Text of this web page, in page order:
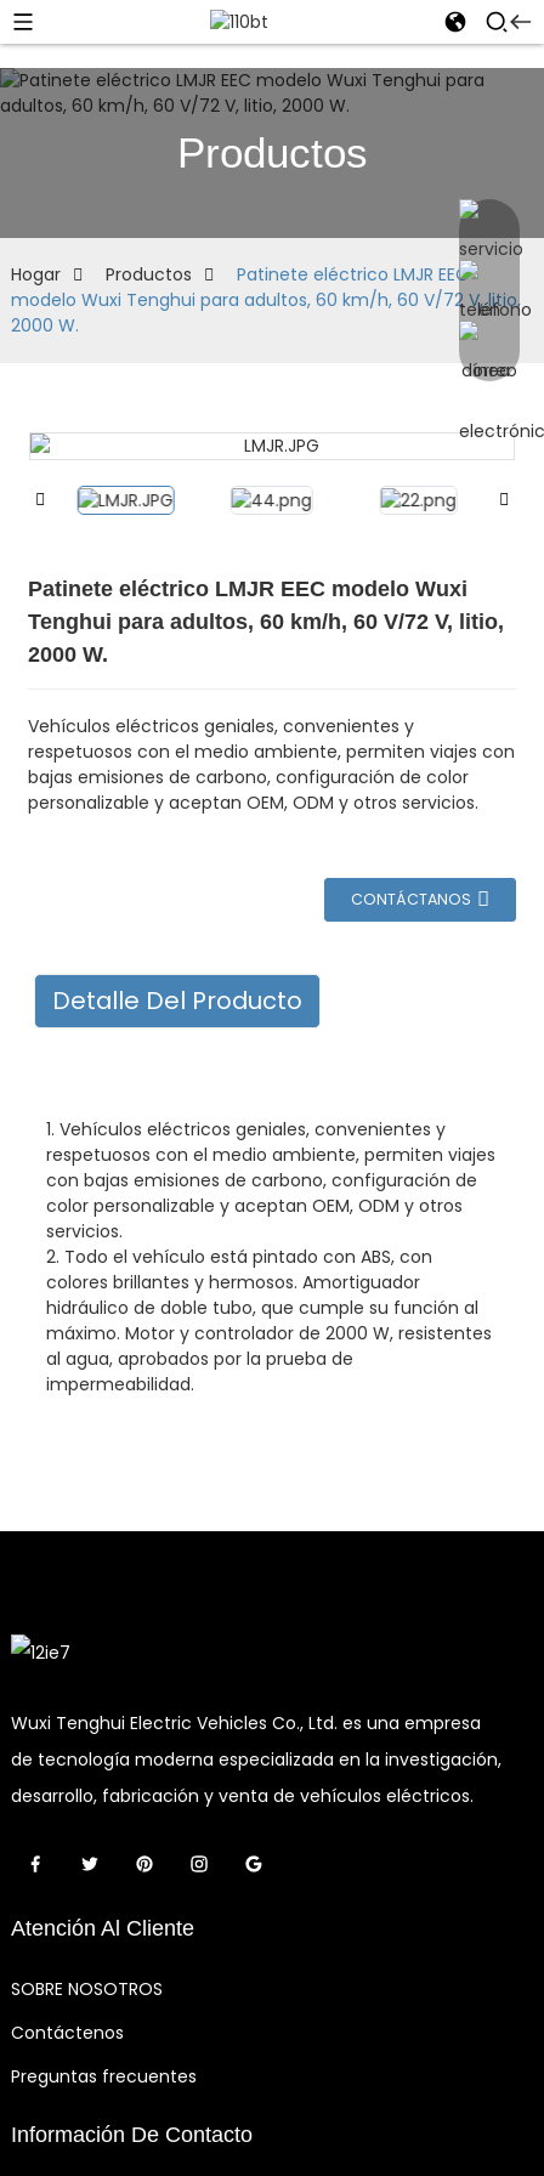
Productos
Hogar Productos
Patinete eléctrico LMJR EEC
modelo Wuxi Tenghui para adultos, 60 km/h, 60 V/72 V, litio,
2000 W.
Patinete eléctrico LMJR EEC modelo Wuxi
Tenghui para adultos, 60 km/h, 60 V/72 V, litio,
2000 W.
Vehículos eléctricos geniales, convenientes y
respetuosos con el medio ambiente, permiten viajes con
bajas emisiones de carbono, configuración de color
personalizable y aceptan OEM, ODM y otros servicios.
CONTÁCTANOS
Detalle Del Producto
1. Vehículos eléctricos geniales, convenientes y
respetuosos con el medio ambiente, permiten viajes
con bajas emisiones de carbono, configuración de
color personalizable y aceptan OEM, ODM y otros
servicios.
2. Todo el vehículo está pintado con ABS, con
colores brillantes y hermosos. Amortiguador
hidráulico de doble tubo, que cumple su función al
máximo. Motor y controlador de 2000 W, resistentes
al agua, aprobados por la prueba de
impermeabilidad.
Wuxi Tenghui Electric Vehicles Co., Ltd. es una empresa
de tecnología moderna especializada en la investigación,
desarrollo, fabricación y venta de vehículos eléctricos.
Atención Al Cliente
SOBRE NOSOTROS
Contáctenos
Preguntas frecuentes
Información De Contacto